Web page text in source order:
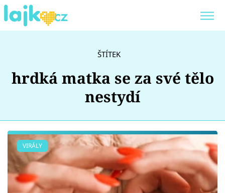
Showbyznys
Youtubeři
ŠTÍTEK
hrdká matka se za své tělo
nestydí
VIRÁLY